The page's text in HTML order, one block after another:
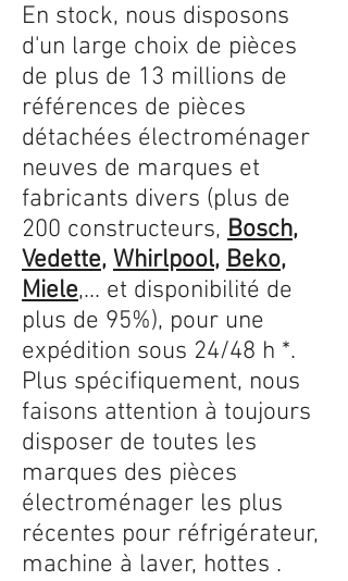
En stock, nous disposons
d'un large choix de pièces
de plus de 13 millions de
références de pièces
détachées électroménager
neuves de marques et
fabricants divers (plus de
200 constructeurs, Bosch,
Vedette, Whirlpool, Beko,
Miele,... et disponibilité de
plus de 95%), pour une
expédition sous 24/48 h *.
Plus spécifiquement, nous
faisons attention à toujours
disposer de toutes les
marques des pièces
électroménager les plus
récentes pour réfrigérateur,
machine à laver, hottes .